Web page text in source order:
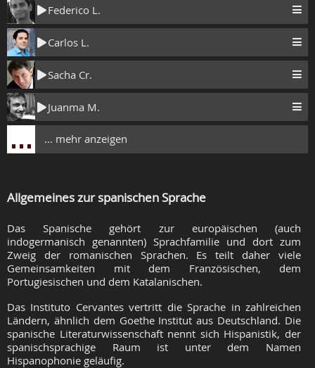
Federico L.
Carlos L.
Sacha Cr.
Juanma M.
... mehr anzeigen
Allgemeines zur spanischen Sprache
Das Spanische gehört zur europäischen (auch
indogermanisch genannten) Sprachfamilie und dort zum
Zweig der romanischen Sprachen. Es teilt daher viele
Gemeinsamkeiten mit dem Französischen, dem
Portugiesischen und dem Katalanischen.
Das Instituto Cervantes vertritt die Sprache in zahlreichen
Ländern, ähnlich dem Goethe Institut aus Deutschland. Die
spanische Literaturwissenschaft nennt sich Hispanistik, der
spanischsprachige Raum ist unter dem Namen
Hispanophonie geläufig.